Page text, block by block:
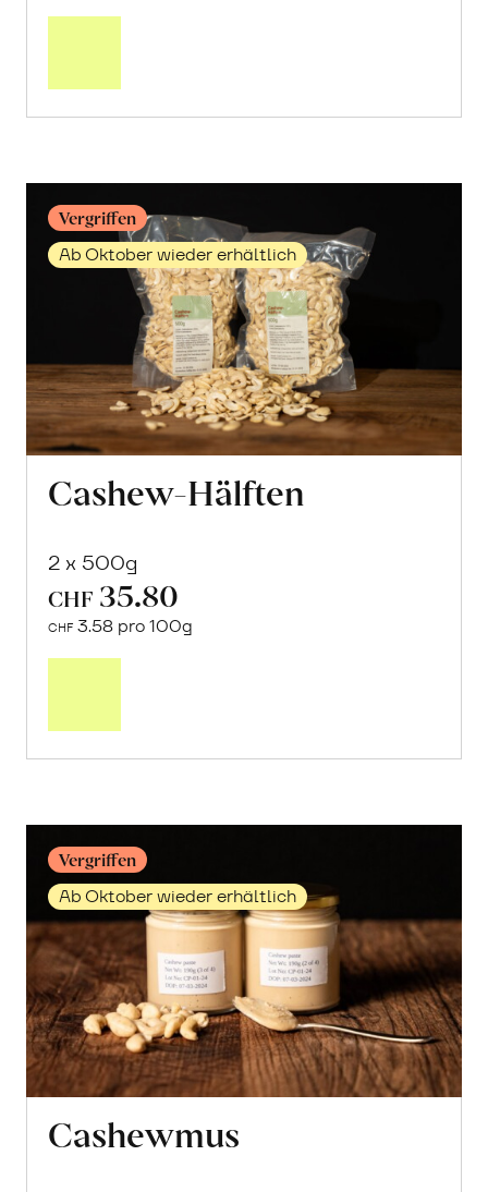
geröstet
Vergriffen
Ab Oktober wieder erhältlich
Cashew-Hälften
2 x 500g
CHF 35.80
CHF 3.58 pro 100g
erfahren
Vergriffen
Ab Oktober wieder erhältlich
Cashewmus